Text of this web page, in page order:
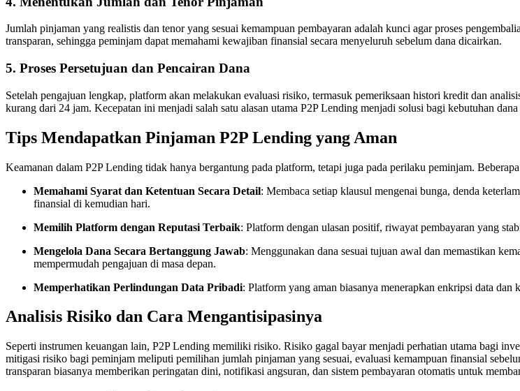
Jumlah pinjaman yang realistis dan tenor yang sesuai kemampuan pembayaran adalah kunci agar proses
transparan, sehingga peminjam dapat memahami kewajiban finansial secara menyeluruh sebelum dana dicairkan.
5. Proses Persetujuan dan Pencairan Dana
Setelah pengajuan lengkap, platform akan melakukan evaluasi risiko, termasuk pemeriksaan histori kredit dan
kurang dari 24 jam. Kecepatan ini menjadi salah satu alasan utama P2P Lending menjadi solusi bagi kebutuhan dana
Tips Mendapatkan Pinjaman P2P Lending yang Aman
Keamanan dalam P2P Lending tidak hanya bergantung pada platform, tetapi juga pada perilaku peminjam.
Memahami Syarat dan Ketentuan Secara Detail: Membaca setiap klausul mengenai bunga, denda
finansial di kemudian hari.
Memilih Platform dengan Reputasi Terbaik: Platform dengan ulasan positif, riwayat pembayaran yang
Mengelola Dana Secara Bertanggung Jawab: Menggunakan dana sesuai tujuan awal dan memastikan
mempermudah pengajuan di masa depan.
Memperhatikan Perlindungan Data Pribadi: Platform yang aman biasanya menerapkan enkripsi data
Analisis Risiko dan Cara Mengantisipasinya
Seperti instrumen keuangan lain, P2P Lending memiliki risiko. Risiko gagal bayar menjadi perhatian utama bagi
mitigasi risiko bagi peminjam meliputi pemilihan jumlah pinjaman yang sesuai, evaluasi kemampuan finansial
transparan biasanya memberikan peringatan dini, notifikasi angsuran, dan sistem pembayaran otomatis untuk